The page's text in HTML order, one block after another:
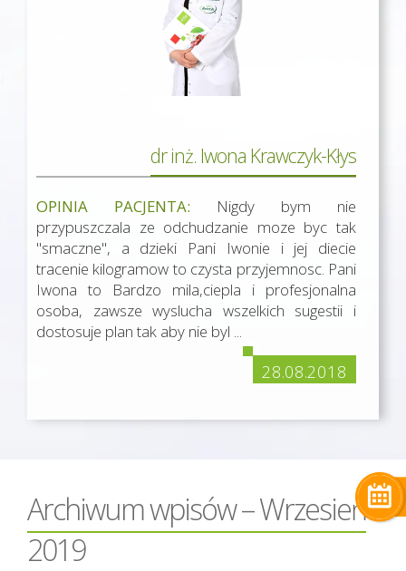
dr inż. Iwona Krawczyk-Kłys
OPINIA PACJENTA: Nigdy bym nie
przypuszczala ze odchudzanie moze byc tak
"smaczne", a dzieki Pani Iwonie i jej diecie
tracenie kilogramow to czysta przyjemnosc. Pani
Iwona to Bardzo mila,ciepla i profesjonalna
osoba, zawsze wyslucha wszelkich sugestii i
dostosuje plan tak aby nie byl ...
28.08.2018
Archiwum wpisów – Wrzesień
2019